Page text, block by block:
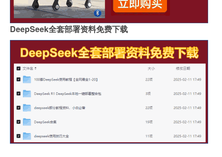
DeepSeek全套部署资料免费下载